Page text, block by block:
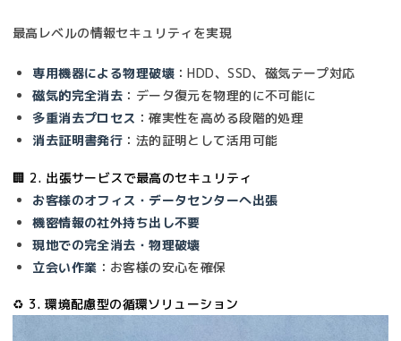
最高レベルの情報セキュリティを実現
専用機器による物理破壊 ：HDD、SSD、磁気テープ対応
磁気的完全消去 ：データ復元を物理的に不可能に
多重消去プロセス ：確実性を高める段階的処理
消去証明書発行 ：法的証明として活用可能
🏢 2. 出張サービスで最高のセキュリティ
お客様のオフィス・データセンターへ出張
機密情報の社外持ち出し不要
現地での完全消去・物理破壊
立会い作業 ：お客様の安心を確保
♻️ 3. 環境配慮型の循環ソリューション